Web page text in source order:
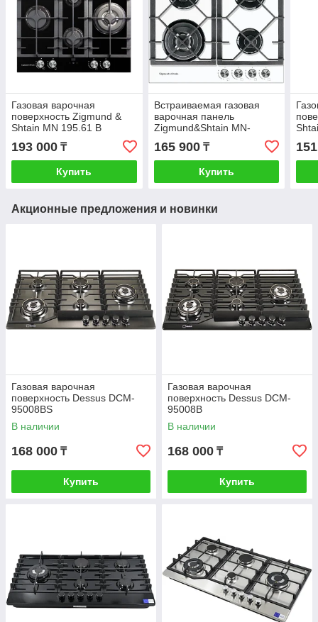
Газовая варочная
поверхность Zigmund &
Shtain MN 195.61 B
193 000 ₸
Купить
Встраиваемая газовая
варочная панель
Zigmund&Shtain MN-
165 900₸
Купить
Акционные предложения и новинки
Газовая варочная
поверхность Dessus DCM-
95008BS
В наличии
168 000 ₸
Купить
Газовая варочная
поверхность Dessus DCM-
95008B
В наличии
168 000 ₸
Купить